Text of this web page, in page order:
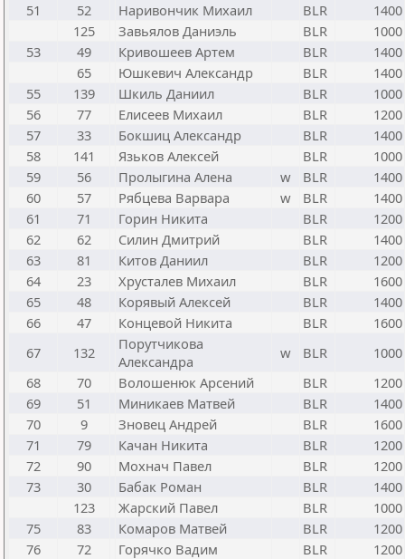
51
52 Наривончик Михаил BLR
1400
125
Завьялов Даниэль BLR
1000
53
49 Кривошеев Артем BLR
1400
65
Юшкевич Александр BLR
1400
55
139 Шкиль Даниил BLR
1000
56
77 Елисеев Михаил BLR
1200
57
33 Бокшиц Александр BLR
1400
58
141 Язьков Алексей BLR
1000
59
56 Пролыгина Алена w BLR
1400
60
57 Рябцева Варвара w BLR
1400
61
71 Горин Никита BLR
1200
62
62 Силин Дмитрий BLR
1400
63
81 Китов Даниил BLR
1200
64
23 Хрусталев Михаил BLR
1600
65
48 Корявый Алексей BLR
1400
66
47 Концевой Никита BLR
1600
67
132
Порутчикова
Александра
w BLR
1000
68
70 Волошенюк Арсений BLR
1200
69
51 Миникаев Матвей BLR
1400
70
9 Зновец Андрей BLR
1600
71
79 Качан Никита BLR
1200
72
90 Мохнач Павел BLR
1200
73
30 Бабак Роман BLR
1400
123
Жарский Павел BLR
1000
75
83 Комаров Матвей BLR
1200
76
72 Горячко Вадим BLR
1200